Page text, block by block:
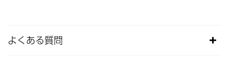
よくある質問